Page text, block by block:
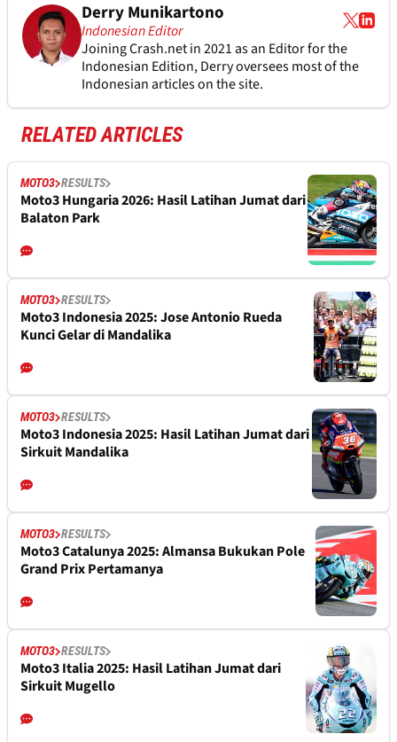
Derry Munikartono
Indonesian Editor
Joining Crash.net in 2021 as an Editor for the
Indonesian Edition, Derry oversees most of the
Indonesian articles on the site.
RELATED ARTICLES
MOTO3 RESULTS
Moto3 Hungaria 2026: Hasil Latihan Jumat dari
Balaton Park
MOTO3 RESULTS
Moto3 Indonesia 2025: Jose Antonio Rueda
Kunci Gelar di Mandalika
MOTO3 RESULTS
Moto3 Indonesia 2025: Hasil Latihan Jumat dari
Sirkuit Mandalika
MOTO3 RESULTS
Moto3 Catalunya 2025: Almansa Bukukan Pole
Grand Prix Pertamanya
MOTO3 RESULTS
Moto3 Italia 2025: Hasil Latihan Jumat dari
Sirkuit Mugello